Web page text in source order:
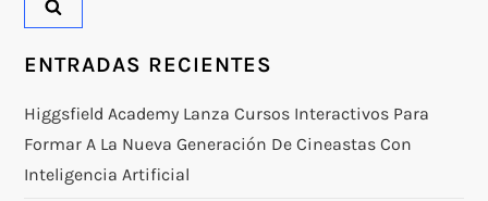
ENTRADAS RECIENTES
Higgsfield Academy Lanza Cursos Interactivos Para
Formar A La Nueva Generación De Cineastas Con
Inteligencia Artificial